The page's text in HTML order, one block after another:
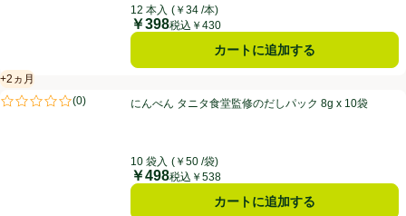
12 本入 (￥34 /本)
価格
￥398税込￥430
カートに追加する
にんべん タニタ食堂監修のだしパック 8g x 10袋
+2ヵ月
賞味・消費期限保証：2ヵ月
(0)
評価は0件のレビューで5点中0.0点。にんべん タニタ食堂監修のだしパック 8g x 10袋
10 袋入 (￥50 /袋)
価格
￥498税込￥538
カートに追加する